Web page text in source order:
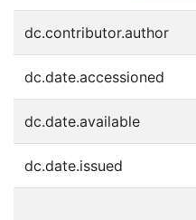
dc.contributor.author
dc.date.accessioned
dc.date.available
dc.date.issued